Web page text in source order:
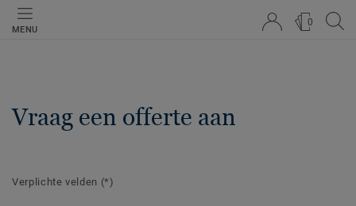
MENU
0
Vraag een offerte aan
Verplichte velden (*)